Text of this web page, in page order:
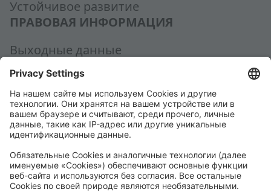
Устойчивое развитие
ПРАВОВАЯ ИНФОРМАЦИЯ
Выходные данные
Политика конфиденциальности
Общие условия заключения сделки
Общие условия приобретения
Code of Conduct
Accessibility Statement
ROWE SOCIAL